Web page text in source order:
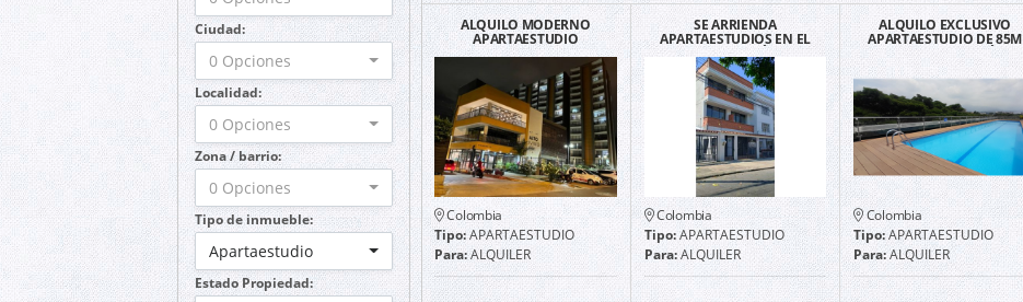
Ciudad:
0 Opciones
Localidad:
0 Opciones
Zona / barrio:
0 Opciones
Tipo de inmueble:
Apartaestudio
Estado Propiedad:
ALQUILO MODERNO
APARTAESTUDIO
AMOBLADO EN LA FLORA
Colombia
Tipo:APARTAESTUDIO
Para:ALQUILER
SE ARRIENDA
APARTAESTUDIOS EN EL
BARRIO EUCARÍSTICO
CERCA A IMBANACO
Colombia
Tipo:APARTAESTUDIO
Para:ALQUILER
ALQUILO EXCLUSIVO
APARTAESTUDIO DE 85M
EN CIUDAD JARDÍN
EDIFICIO RÍO
Colombia
Tipo:APARTAESTUDIO
Para:ALQUILER